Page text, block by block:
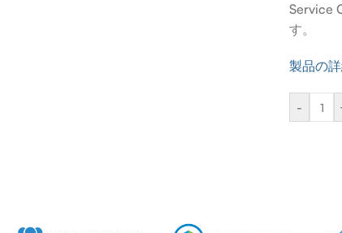
Service
す。
製品の
-